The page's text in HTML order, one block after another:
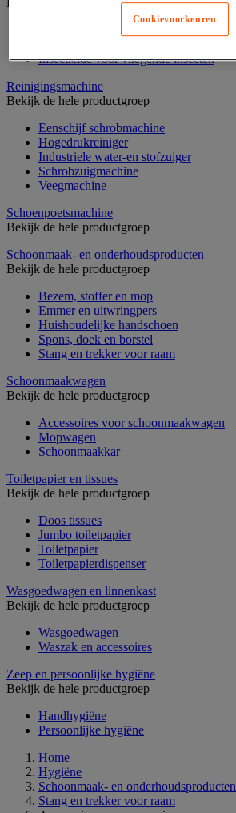
Insecticide voor vliegende insecten
Reinigingsmachine
Bekijk de hele productgroep
Eenschijf schrobmachine
Hogedrukreiniger
Industriele water-en stofzuiger
Schrobzuigmachine
Veegmachine
Schoenpoetsmachine
Bekijk de hele productgroep
Schoonmaak- en onderhoudsproducten
Bekijk de hele productgroep
Bezem, stoffer en mop
Emmer en uitwringpers
Huishoudelijke handschoen
Spons, doek en borstel
Stang en trekker voor raam
Schoonmaakwagen
Bekijk de hele productgroep
Accessoires voor schoonmaakwagen
Mopwagen
Schoonmaakkar
Toiletpapier en tissues
Bekijk de hele productgroep
Doos tissues
Jumbo toiletpapier
Toiletpapier
Toiletpapierdispenser
Wasgoedwagen en linnenkast
Bekijk de hele productgroep
Wasgoedwagen
Waszak en accessoires
Zeep en persoonlijke hygiëne
Bekijk de hele productgroep
Handhygiëne
Persoonlijke hygiëne
Home
Hygiëne
Schoonmaak- en onderhoudsproducten
Stang en trekker voor raam
Cookievoorkeuren